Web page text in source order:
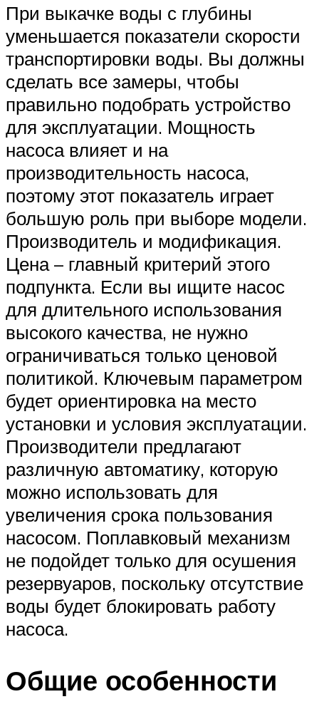
При выкачке воды с глубины
уменьшается показатели скорости
транспортировки воды. Вы должны
сделать все замеры, чтобы
правильно подобрать устройство
для эксплуатации. Мощность
насоса влияет и на
производительность насоса,
поэтому этот показатель играет
большую роль при выборе модели.
Производитель и модификация.
Цена – главный критерий этого
подпункта. Если вы ищите насос
для длительного использования
высокого качества, не нужно
ограничиваться только ценовой
политикой. Ключевым параметром
будет ориентировка на место
установки и условия эксплуатации.
Производители предлагают
различную автоматику, которую
можно использовать для
увеличения срока пользования
насосом. Поплавковый механизм
не подойдет только для осушения
резервуаров, поскольку отсутствие
воды будет блокировать работу
насоса.
Общие особенности